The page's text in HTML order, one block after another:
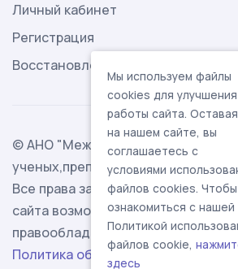
Личный кабинет
Регистрация
Восстановление пароля
© АНО "Международная
ученых,преподавателей и
Все права защищены.
сайта возможно исключительно с
правообладателя.
Политика обработки
Мы используем файлы
cookies для улучшения
работы сайта.
на нашем сайте, вы
соглашаетесь с
условиями
файлов cookies. Чтобы
ознакомиться с нашей
Политикой
файлов cookie,
здесь